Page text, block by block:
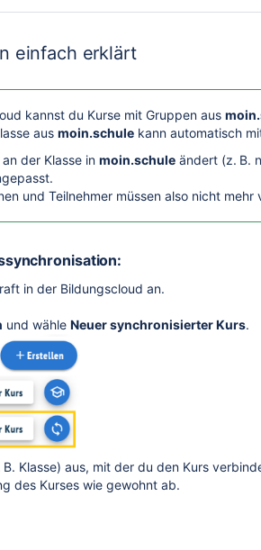
einfach erklärt
kannst du Kurse mit Gruppen aus
aus moin.schule kann automatisch
der Klasse in moin.schule ändert (z. B.
und Teilnehmer müssen also nicht
in der Bildungscloud an.
und wähle Neuer synchronisierter Kurs.
B. Klasse) aus, mit der du den Kurs
des Kurses wie gewohnt ab.